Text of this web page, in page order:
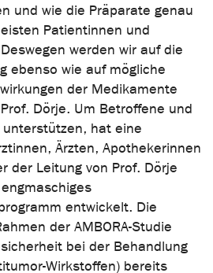
und wie die Präparate genau
Patientinnen und
werden wir auf die
ebenso wie auf mögliche
der Medikamente
Dörje. Um Betroffene und
unterstützen, hat eine
Ärzten, Apothekerinnen
der Leitung von Prof. Dörje
entwickelt. Die
der AMBORA-Studie
bei der Behandlung
Wirkstoffen) bereits